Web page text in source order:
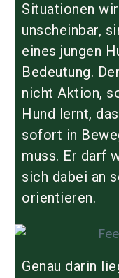
Situationen
unscheinbar,
eines jungen
Bedeutung.
nicht Aktion,
Hund lernt,
sofort in
muss. Er darf
sich dabei an
orientieren.
Genau darin